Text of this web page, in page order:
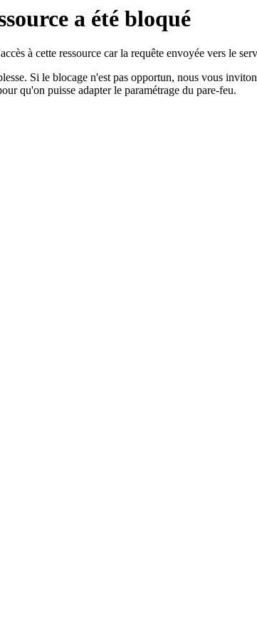
a été bloqué
à cette ressource car la requête envoyée vers le
Si le blocage n'est pas opportun, nous vous
qu'on puisse adapter le paramétrage du pare-feu.